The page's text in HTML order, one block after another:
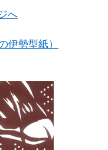
へ
伊勢型紙）